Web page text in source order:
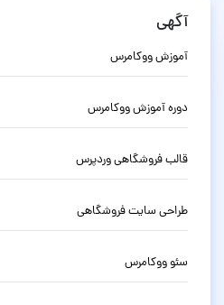
آگهی
آموزش ووکامرس
دوره آموزش ووکامرس
قالب فروشگاهی وردپرس
طراحی سایت فروشگاهی
سئو ووکامرس